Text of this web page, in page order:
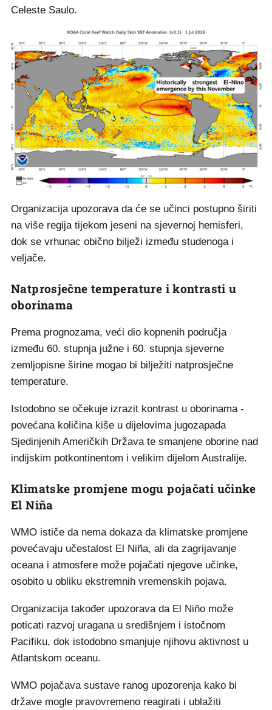
Celeste Saulo.
Organizacija upozorava da će se učinci postupno širiti
na više regija tijekom jeseni na sjevernoj hemisferi,
dok se vrhunac obično bilježi između studenoga i
veljače.
Natprosječne temperature i kontrasti u
oborinama
Prema prognozama, veći dio kopnenih područja
između 60. stupnja južne i 60. stupnja sjeverne
zemljopisne širine mogao bi bilježiti natprosječne
temperature.
Istodobno se očekuje izrazit kontrast u oborinama -
povećana količina kiše u dijelovima jugozapada
Sjedinjenih Američkih Država te smanjene oborine nad
indijskim potkontinentom i velikim dijelom Australije.
Klimatske promjene mogu pojačati učinke
El Niña
WMO ističe da nema dokaza da klimatske promjene
povećavaju učestalost El Niña, ali da zagrijavanje
oceana i atmosfere može pojačati njegove učinke,
osobito u obliku ekstremnih vremenskih pojava.
Organizacija također upozorava da El Niño može
poticati razvoj uragana u središnjem i istočnom
Pacifiku, dok istodobno smanjuje njihovu aktivnost u
Atlantskom oceanu.
WMO pojačava sustave ranog upozorenja kako bi
države mogle pravovremeno reagirati i ublažiti